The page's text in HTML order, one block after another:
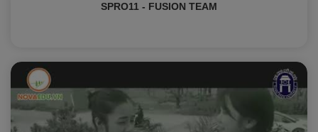
SPRO11 - FUSION TEAM